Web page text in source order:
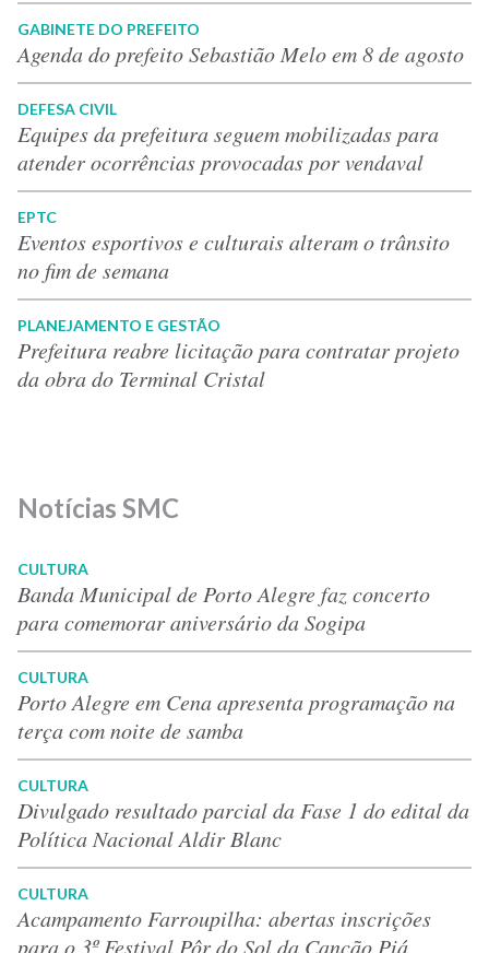
GABINETE DO PREFEITO
Agenda do prefeito Sebastião Melo em 8 de agosto
DEFESA CIVIL
Equipes da prefeitura seguem mobilizadas para
atender ocorrências provocadas por vendaval
EPTC
Eventos esportivos e culturais alteram o trânsito
no fim de semana
PLANEJAMENTO E GESTÃO
Prefeitura reabre licitação para contratar projeto
da obra do Terminal Cristal
Notícias SMC
CULTURA
Banda Municipal de Porto Alegre faz concerto
para comemorar aniversário da Sogipa
CULTURA
Porto Alegre em Cena apresenta programação na
terça com noite de samba
CULTURA
Divulgado resultado parcial da Fase 1 do edital da
Política Nacional Aldir Blanc
CULTURA
Acampamento Farroupilha: abertas inscrições
para o 3º Festival Pôr do Sol da Canção Piá